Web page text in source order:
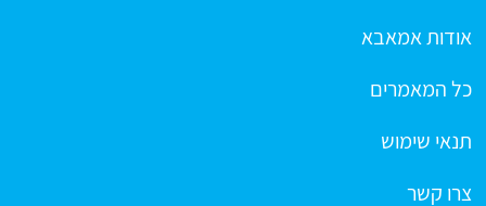
אודות אמאבא
כל המאמרים
תנאי שימוש
צרו קשר